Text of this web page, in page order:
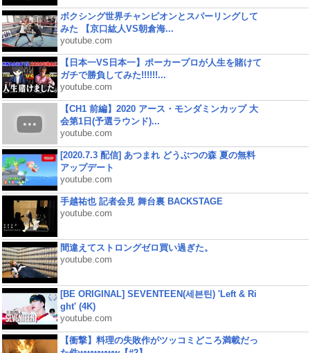
ボクシング世界チャンピオンとスパーリングして
みた 【京口紘人VS朝倉海...
youtube.com
【日本一VS日本一】ポーカープロが人生を賭けて
ガチで勝負してみた!!!!!!...
youtube.com
【CH1 前編】2020 アース・モンダミンカップ 大
会第1日(予選ラウンド)...
youtube.com
[2020.7.3 配信] あつまれ どうぶつの森 夏の無料
アップデート
youtube.com
手越祐也 記者会見 舞台裏 BACKSTAGE
youtube.com
間違えてストロングゼロ買い過ぎた。
youtube.com
[BE ORIGINAL] SEVENTEEN(세븐틴) 'Left & Ri
ght' (4K)
youtube.com
【衝撃】料理の失敗作がツッコミどころ満載だっ